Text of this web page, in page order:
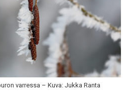
varressa – Kuva: Jukka Ranta